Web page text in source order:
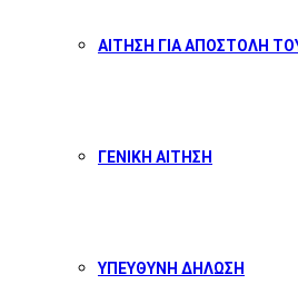
ΑΙΤΗΣΗ ΓΙΑ ΑΠΟΣΤΟΛΗ
ΓΕΝΙΚΗ ΑΙΤΗΣΗ
ΥΠΕΥΘΥΝΗ ΔΗΛΩΣΗ